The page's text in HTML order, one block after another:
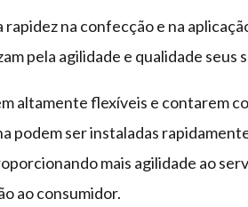
rapidez na confecção e na
pela agilidade e qualidade seus
altamente flexíveis e contarem
podem ser instaladas
mais agilidade ao
ao consumidor.